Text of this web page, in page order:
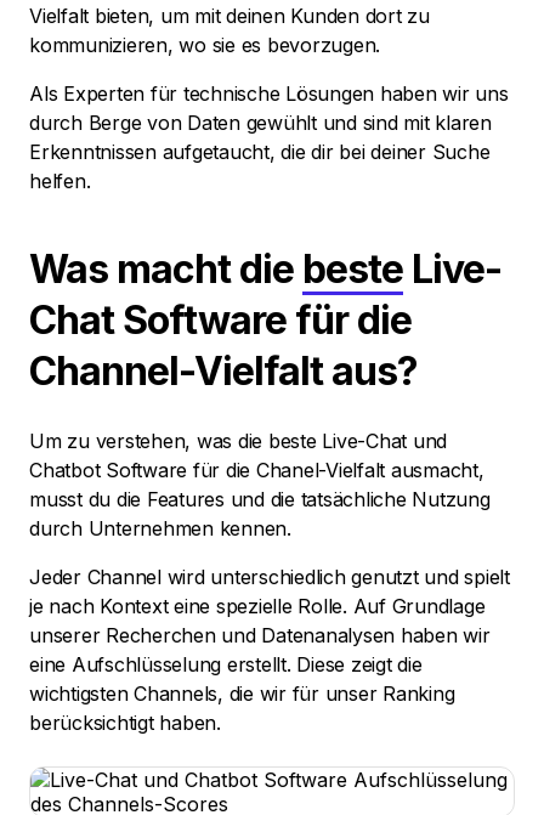
Vielfalt bieten, um mit deinen Kunden dort zu
kommunizieren, wo sie es bevorzugen.
Als Experten für technische Lösungen haben wir uns
durch Berge von Daten gewühlt und sind mit klaren
Erkenntnissen aufgetaucht, die dir bei deiner Suche
helfen.
Was macht die beste Live-
Chat Software für die
Channel-Vielfalt aus?
Um zu verstehen, was die beste Live-Chat und
Chatbot Software für die Chanel-Vielfalt ausmacht,
musst du die Features und die tatsächliche Nutzung
durch Unternehmen kennen.
Jeder Channel wird unterschiedlich genutzt und spielt
je nach Kontext eine spezielle Rolle. Auf Grundlage
unserer Recherchen und Datenanalysen haben wir
eine Aufschlüsselung erstellt. Diese zeigt die
wichtigsten Channels, die wir für unser Ranking
berücksichtigt haben.